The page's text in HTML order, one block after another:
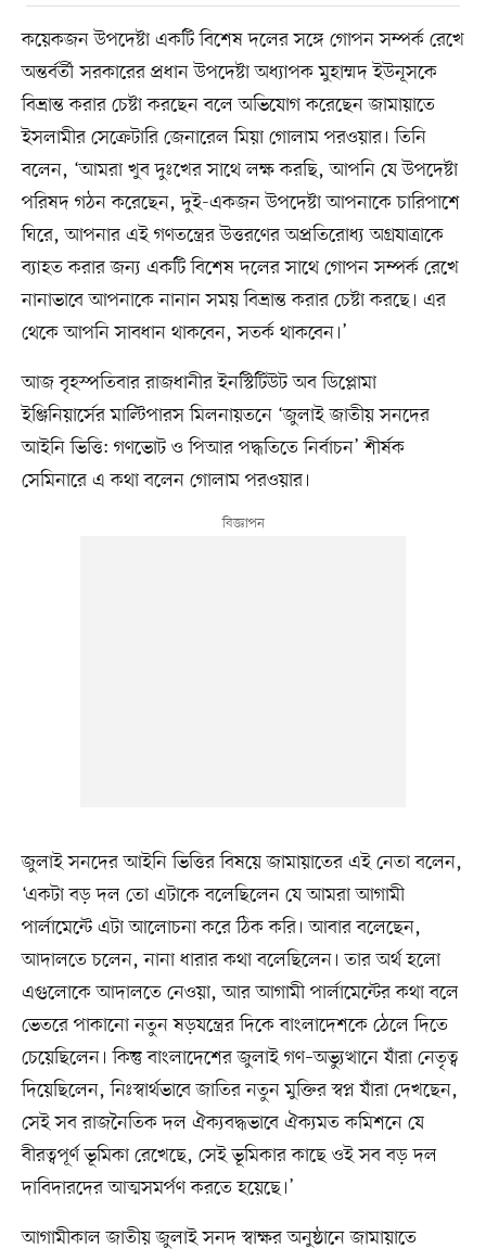
কয়েকজন উপদেষ্টা একটি বিশেষ দলের সঙ্গে গোপন সম্পর্ক রেখে
অন্তর্বর্তী সরকারের প্রধান উপদেষ্টা অধ্যাপক মুহাম্মদ ইউনূসকে
বিভ্রান্ত করার চেষ্টা করছেন বলে অভিযোগ করেছেন জামায়াতে
ইসলামীর সেক্রেটারি জেনারেল মিয়া গোলাম পরওয়ার। তিনি
বলেন, ‘আমরা খুব দুঃখের সাথে লক্ষ করছি, আপনি যে উপদেষ্টা
পরিষদ গঠন করেছেন, দুই-একজন উপদেষ্টা আপনাকে চারিপাশে
ঘিরে, আপনার এই গণতন্ত্রের উত্তরণের অপ্রতিরোধ্য অগ্রযাত্রাকে
ব্যাহত করার জন্য একটি বিশেষ দলের সাথে গোপন সম্পর্ক রেখে
নানাভাবে আপনাকে নানান সময় বিভ্রান্ত করার চেষ্টা করছে। এর
থেকে আপনি সাবধান থাকবেন, সতর্ক থাকবেন।’
আজ বৃহস্পতিবার রাজধানীর ইনস্টিটিউট অব ডিপ্লোমা
ইঞ্জিনিয়ার্সের মাল্টিপারস মিলনায়তনে ‘জুলাই জাতীয় সনদের
আইনি ভিত্তি: গণভোট ও পিআর পদ্ধতিতে নির্বাচন’ শীর্ষক
সেমিনারে এ কথা বলেন গোলাম পরওয়ার।
জুলাই সনদের আইনি ভিত্তির বিষয়ে জামায়াতের এই নেতা বলেন,
‘একটা বড় দল তো এটাকে বলেছিলেন যে আমরা আগামী
পার্লামেন্টে এটা আলোচনা করে ঠিক করি। আবার বলেছেন,
আদালতে চলেন, নানা ধারার কথা বলেছিলেন। তার অর্থ হলো
এগুলোকে আদালতে নেওয়া, আর আগামী পার্লামেন্টের কথা বলে
ভেতরে পাকানো নতুন ষড়যন্ত্রের দিকে বাংলাদেশকে ঠেলে দিতে
চেয়েছিলেন। কিন্তু বাংলাদেশের জুলাই গণ–অভ্যুত্থানে যাঁরা নেতৃত্ব
দিয়েছিলেন, নিঃস্বার্থভাবে জাতির নতুন মুক্তির স্বপ্ন যাঁরা দেখছেন,
সেই সব রাজনৈতিক দল ঐক্যবদ্ধভাবে ঐক্যমত কমিশনে যে
বীরত্বপূর্ণ ভূমিকা রেখেছে, সেই ভূমিকার কাছে ওই সব বড় দল
দাবিদারদের আত্মসমর্পণ করতে হয়েছে।’
আগামীকাল জাতীয় জুলাই সনদ স্বাক্ষর অনুষ্ঠানে জামায়াতে